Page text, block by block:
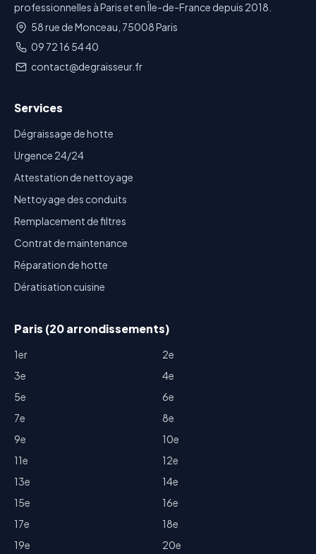
professionnelles à Paris et en Île-de-France depuis 2018.
58 rue de Monceau, 75008 Paris
09 72 16 54 40
contact@degraisseur.fr
Services
Dégraissage de hotte
Urgence 24/24
Attestation de nettoyage
Nettoyage des conduits
Remplacement de filtres
Contrat de maintenance
Réparation de hotte
Dératisation cuisine
Paris (20 arrondissements)
1er
2e
3e
4e
5e
6e
7e
8e
9e
10e
11e
12e
13e
14e
15e
16e
17e
18e
19e
20e